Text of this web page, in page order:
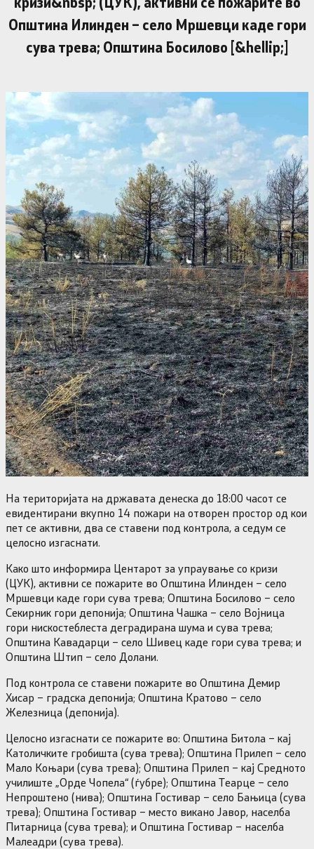
Општина Илинден – село Мршевци каде гори
сува трева; Општина Босилово [&hellip;]
На територијата на државата денеска до 18:00 часот се
евидентирани вкупно 14 пожари на отворен простор од кои
пет се активни, два се ставени под контрола, а седум се
целосно изгаснати.
Како што информира Центарот за упраување со кризи
(ЦУК), активни се пожарите во Општина Илинден – село
Мршевци каде гори сува трева; Општина Босилово – село
Секирник гори депонија; Општина Чашка – село Војница
гори нискостеблеста деградирана шума и сува трева;
Општина Кавадарци – село Шивец каде гори сува трева; и
Општина Штип – село Долани.
Под контрола се ставени пожарите во Општина Демир
Хисар – градска депонија; Општина Кратово – село
Железница (депонија).
Целосно изгаснати се пожарите во: Општина Битола – кај
Католичките гробишта (сува трева); Општина Прилеп – село
Мало Коњари (сува трева); Општина Прилеп – кај Средното
училиште „Орде Чопела“ (ѓубре); Општина Теарце – село
Непроштено (нива); Општина Гостивар – село Бањица (сува
трева); Општина Гостивар – место викано Јавор, населба
Питарница (сува трева); и Општина Гостивар – населба
Малеадри (сува трева).